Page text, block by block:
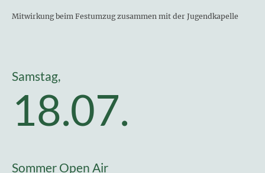
Mitwirkung beim Festumzug zusammen mit der Jugendkapelle
Samstag,
18.07.
Sommer Open Air